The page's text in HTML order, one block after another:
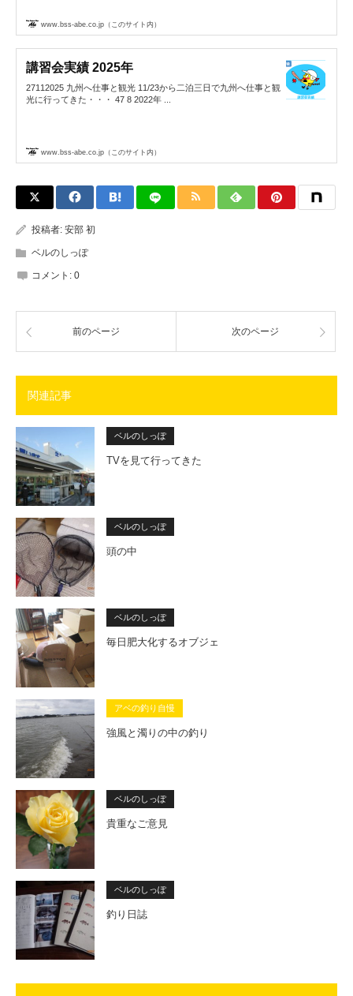
www.bss-abe.co.jp（このサイト内）
講習会実績 2025年
27112025 九州へ仕事と観光 11/23から二泊三日で九州へ仕事と観
光に行ってきた・・・ 47 8 2022年 ...
www.bss-abe.co.jp（このサイト内）
投稿者: 安部 初
ベルのしっぽ
コメント: 0
前のページ 次のページ
関連記事
ベルのしっぽ
TVを見て行ってきた
ベルのしっぽ
頭の中
ベルのしっぽ
毎日肥大化するオブジェ
アベの釣り自慢
強風と濁りの中の釣り
ベルのしっぽ
貴重なご意見
ベルのしっぽ
釣り日誌